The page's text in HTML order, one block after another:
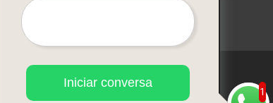
1
Iniciar conversa